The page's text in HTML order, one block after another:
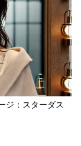
ジ：スターダス